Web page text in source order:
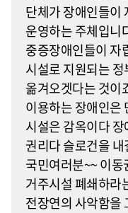
단체가 장애인들이
운영하는 주체입니
중증장애인들이 자
시설로 지원되는
옮겨오겟다는 것이
이용하는 장애인은
시설은 감옥이다
권리다 슬로건을
국민여러분~~ 이
거주시설 폐쇄하라
전장연의 사악함을